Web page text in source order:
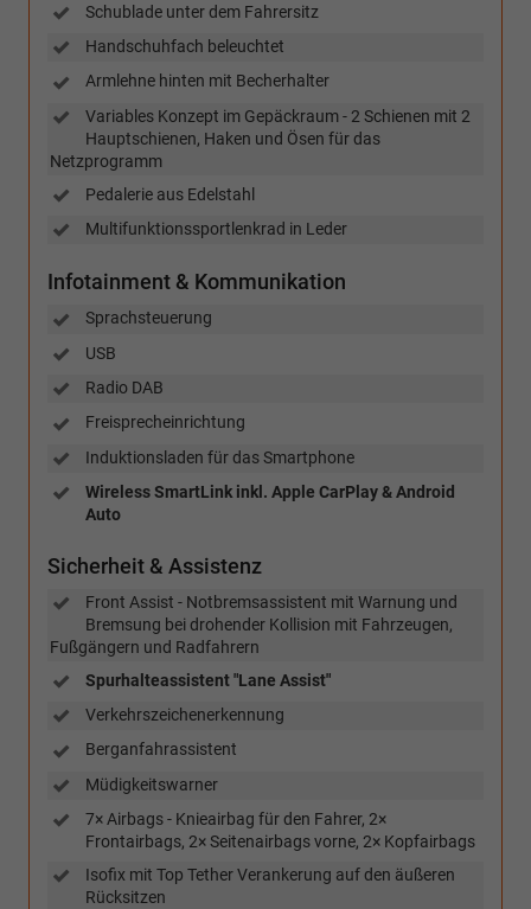
Schublade unter dem Fahrersitz
Handschuhfach beleuchtet
Armlehne hinten mit Becherhalter
Variables Konzept im Gepäckraum - 2 Schienen mit 2
Hauptschienen, Haken und Ösen für das
Netzprogramm
Pedalerie aus Edelstahl
Multifunktionssportlenkrad in Leder
Infotainment & Kommunikation
Sprachsteuerung
USB
Radio DAB
Freisprecheinrichtung
Induktionsladen für das Smartphone
Wireless SmartLink inkl. Apple CarPlay & Android
Auto
Sicherheit & Assistenz
Front Assist - Notbremsassistent mit Warnung und
Bremsung bei drohender Kollision mit Fahrzeugen,
Fußgängern und Radfahrern
Spurhalteassistent "Lane Assist"
Verkehrszeichenerkennung
Berganfahrassistent
Müdigkeitswarner
7× Airbags - Knieairbag für den Fahrer, 2×
Frontairbags, 2× Seitenairbags vorne, 2× Kopfairbags
Isofix mit Top Tether Verankerung auf den äußeren
Rücksitzen